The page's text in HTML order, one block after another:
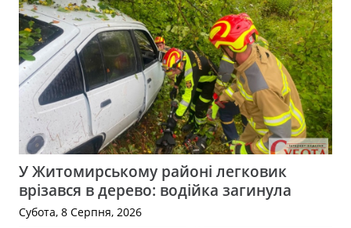
У Житомирському районі легковик
врізався в дерево: водійка загинула
Субота, 8 Серпня, 2026